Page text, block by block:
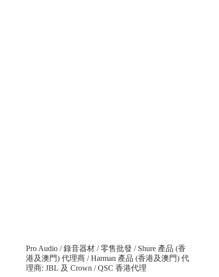
Pro Audio / 錄音器材 / 零售批發 / Shure 產品 (香
港及澳門) 代理商 / Harman 產品 (香港及澳門) 代
理商: JBL 及 Crown / QSC 香港代理